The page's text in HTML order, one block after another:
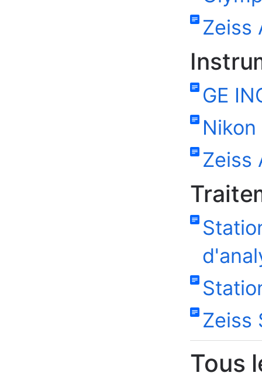
Zeiss
GE
Zeiss
Zeiss
Tous